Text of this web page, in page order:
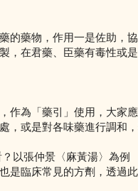
的藥物，作用一是佐助，
，在君藥、臣藥有毒性或
作為「藥引」使用，大家
，或是對各味藥進行調和
以張仲景〈麻黃湯〉為例
是臨床常見的方劑，透過